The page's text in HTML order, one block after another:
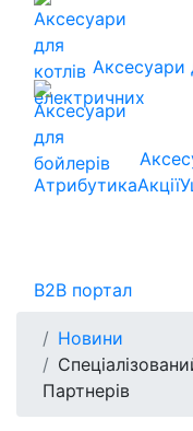
Аксесуари
АтрибутикаАкції
B2B портал
Новини
Партнерів